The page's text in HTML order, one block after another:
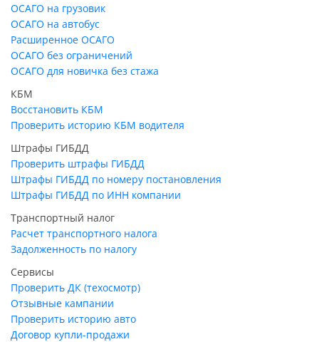
ОСАГО на грузовик
ОСАГО на автобус
Расширенное ОСАГО
ОСАГО без ограничений
ОСАГО для новичка без стажа
КБМ
Восстановить КБМ
Проверить историю КБМ водителя
Штрафы ГИБДД
Проверить штрафы ГИБДД
Штрафы ГИБДД по номеру постановления
Штрафы ГИБДД по ИНН компании
Транспортный налог
Расчет транспортного налога
Задолженность по налогу
Сервисы
Проверить ДК (техосмотр)
Отзывные кампании
Проверить историю авто
Договор купли-продажи